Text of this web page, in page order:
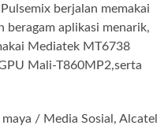
berjalan memakai
beragam aplikasi menarik,
Mediatek MT6738
Mali-T860MP2,serta
/ Media Sosial, Alcatel